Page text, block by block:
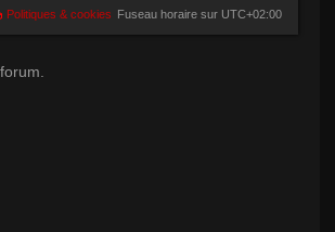
Fuseau horaire sur UTC+02:00
Politiques & cookies